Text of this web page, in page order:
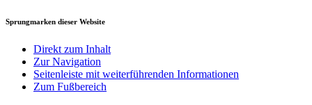
Sprungmarken dieser Website
Direkt zum Inhalt
Zur Navigation
Seitenleiste mit weiterführenden Informationen
Zum Fußbereich